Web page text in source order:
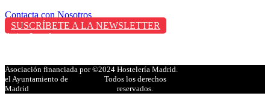
Contacta con Nosotros
SUSCRÍBETE A LA NEWSLETTER
Aviso Legal
Asociación financiada por
el Ayuntamiento de
Madrid
©2024 Hostelería Madrid.
Todos los derechos
reservados.